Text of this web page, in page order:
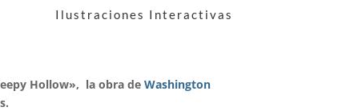
Ilustraciones Interactivas
Hollow», la obra de Washington